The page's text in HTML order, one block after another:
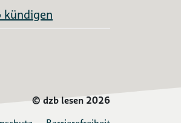
kündigen
©dzb lesen 2026